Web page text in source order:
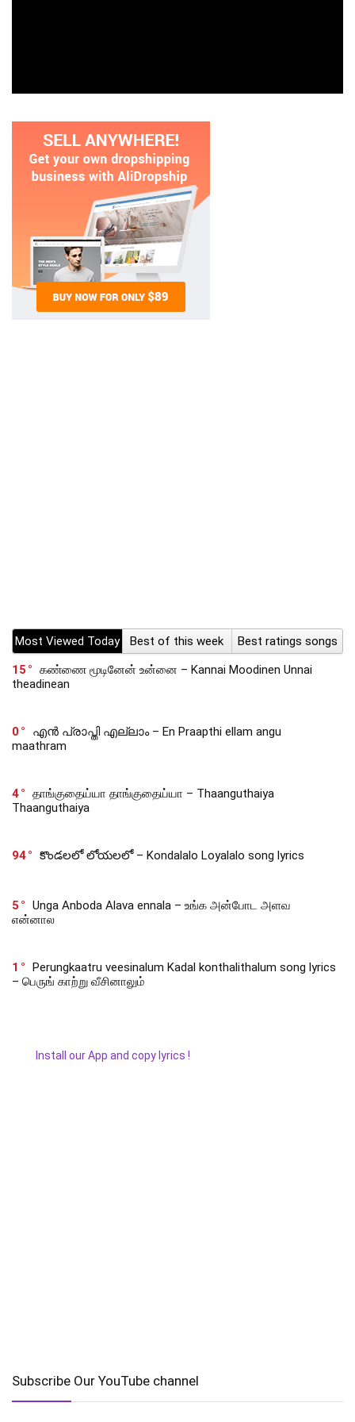
Most Viewed Today Best of this week
Best ratings songs
15
கண்ணை மூடினேன் உன்னை – Kannai Moodinen Unnai
theadinean
0
എൻ പ്രാപ്തി എല്ലാം – En Praapthi ellam angu
maathram
4
தாங்குதைய்யா தாங்குதைய்யா – Thaanguthaiya
Thaanguthaiya
94 కొండలలో లోయలలో – Kondalalo Loyalalo song lyrics
5
Unga Anboda Alava ennala – உங்க அன்போட அளவ
என்னால
1
Perungkaatru veesinalum Kadal konthalithalum song lyrics
– பெருங் காற்று வீசினாலும்
Install our App and copy lyrics !
Subscribe Our YouTube channel